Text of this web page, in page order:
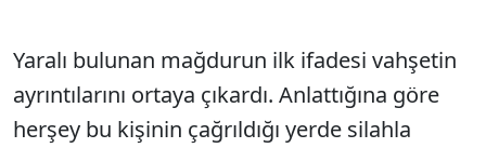
Yaralı bulunan mağdurun ilk ifadesi vahşetin
ayrıntılarını ortaya çıkardı. Anlattığına göre
herşey bu kişinin çağrıldığı yerde silahla